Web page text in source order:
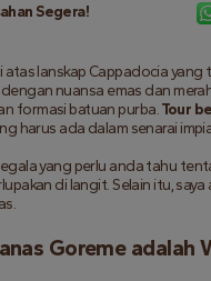
Segera!
lanskap Cappadocia yang
nuansa emas dan
formasi batuan purba. Tour
harus ada dalam senarai
yang perlu anda tahu
di langit. Selain itu,
Goreme adalah